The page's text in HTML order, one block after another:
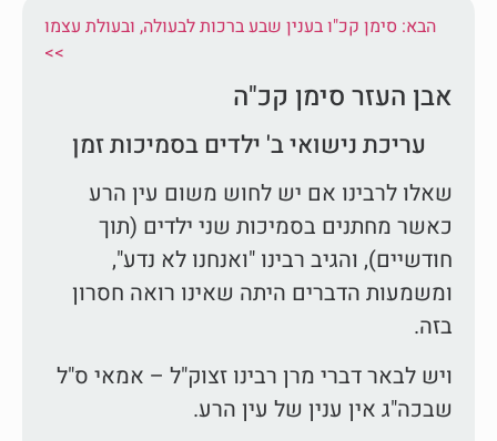
הבא: סימן קכ"ו בענין שבע ברכות לבעולה, ובעולת עצמו
<<
אבן העזר סימן קכ"ה
עריכת נישואי ב' ילדים בסמיכות זמן
שאלו לרבינו אם יש לחוש משום עין הרע
כאשר מחתנים בסמיכות שני ילדים (תוך
חודשיים), והגיב רבינו "ואנחנו לא נדע",
ומשמעות הדברים היתה שאינו רואה חסרון
בזה.
ויש לבאר דברי מרן רבינו זצוק"ל – אמאי ס"ל
שבכה"ג אין ענין של עין הרע.